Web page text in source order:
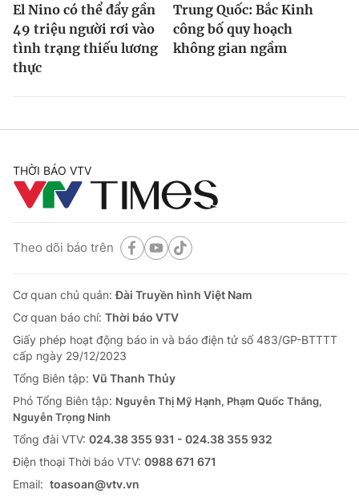
El Nino có thể đẩy gần
49 triệu người rơi vào
tình trạng thiếu lương
thực
Trung Quốc: Bắc Kinh
công bố quy hoạch
không gian ngầm
THỜI BÁO VTV
Theo dõi báo trên
Cơ quan chủ quản:Đài Truyền hình Việt Nam
Cơ quan báo chí: Thời báo VTV
Giấy phép hoạt động báo in và báo điện tử số 483/GP-BTTTT
cấp ngày 29/12/2023
Tổng Biên tập: Vũ Thanh Thủy
Phó Tổng Biên tập: Nguyễn Thị Mỹ Hạnh, Phạm Quốc Thắng,
Nguyễn Trọng Ninh
Tổng đài VTV: 024.38 355 931 - 024.38 355 932
Ðiện thoại Thời báo VTV: 0988 671 671
Email: toasoan@vtv.vn